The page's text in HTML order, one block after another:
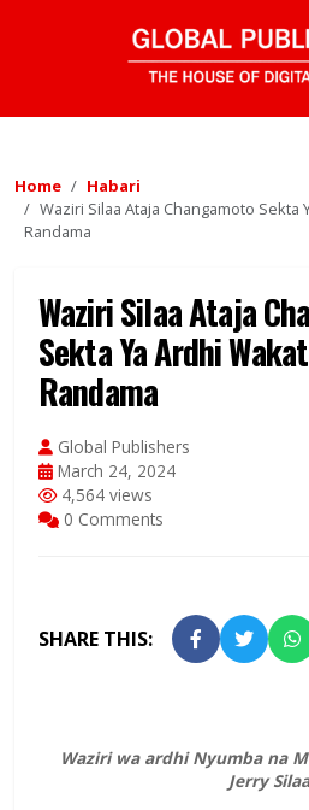
Home
Habari
Waziri Silaa Ataja Changamoto Sekta
Randama
Waziri Silaa Ataja
Sekta Ya Ardhi
Randama
Global Publishers
March 24, 2024
4,564 views
0 Comments
SHARE THIS:
Waziri wa ardhi Nyumba na
Jerry Silaa